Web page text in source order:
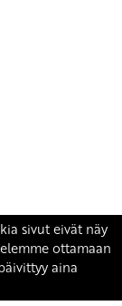
jäsen.